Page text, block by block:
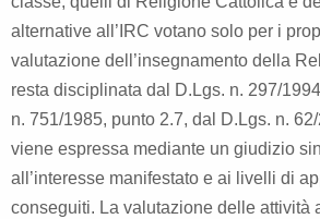
alternative all’IRC votano solo per i
valutazione dell’insegnamento della
resta disciplinata dal D.Lgs. n. 297/
n. 751/1985, punto 2.7, dal D.Lgs. n.
viene espressa mediante un giudizio
all’interesse manifestato e ai livelli di
conseguiti. La valutazione delle attività